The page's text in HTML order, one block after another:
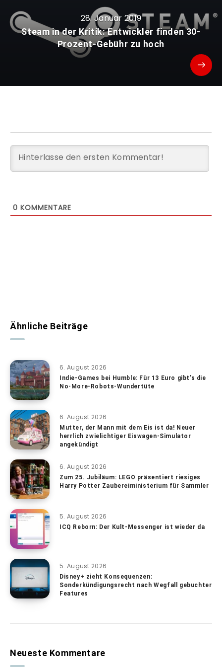
28. Januar 2019
Steam in der Kritik: Entwickler finden 30-
Prozent-Gebühr zu hoch
0 KOMMENTARE
Ähnliche Beiträge
6. August 2026
Indie-Games bei Humble: Für 13 Euro gibt’s die
No-More-Robots-Wundertüte
6. August 2026
Mutter, der Mann mit dem Eis ist da! Neuer
herrlich zwielichtiger Eiswagen-Simulator
angekündigt
6. August 2026
Zum 25. Jubiläum: LEGO präsentiert riesiges
Harry Potter Zaubereiministerium für Sammler
5. August 2026
ICQ Reborn: Der Kult-Messenger ist wieder da
5. August 2026
Disney+ zieht Konsequenzen:
Sonderkündigungsrecht nach Wegfall gebuchter
Features
Neueste Kommentare